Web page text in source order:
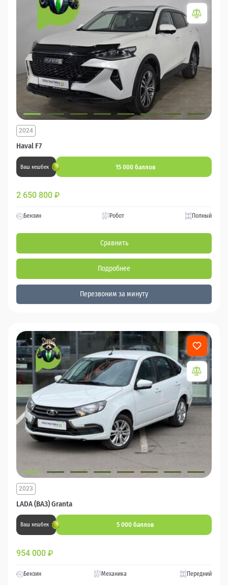
Haval F7
2024
Ваш кешбек 15 000 баллов
2 650 800 ₽
Бензин Робот Полный
Сравнить
Подробнее
Перезвоним за минуту
LADA (ВАЗ) Granta
2023
Ваш кешбек 5 000 баллов
954 000 ₽
Бензин Механика Передний